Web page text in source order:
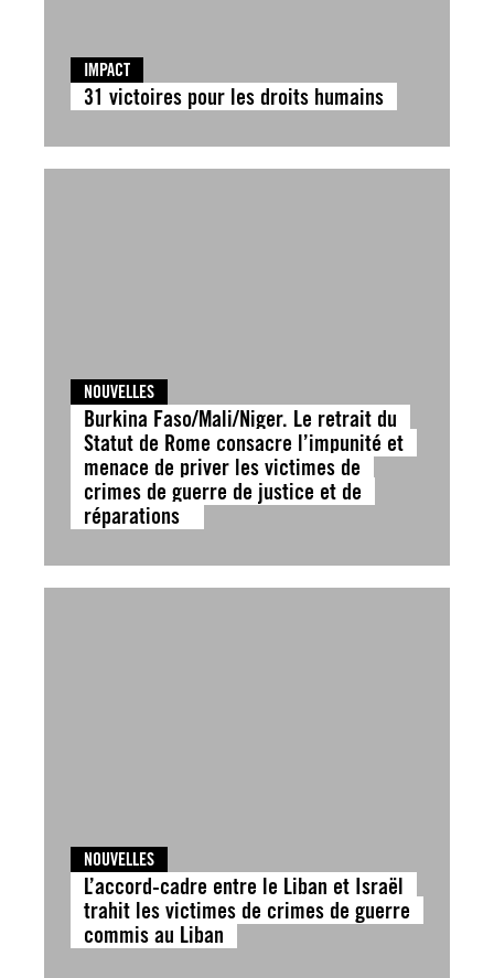
IMPACT
31 victoires pour les droits humains
NOUVELLES
Burkina Faso/Mali/Niger. Le retrait du
Statut de Rome consacre l’impunité et
menace de priver les victimes de
crimes de guerre de justice et de
réparations
NOUVELLES
L’accord-cadre entre le Liban et Israël
trahit les victimes de crimes de guerre
commis au Liban